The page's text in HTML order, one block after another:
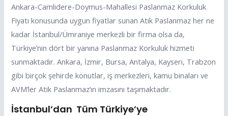
Ankara-Camlidere-Doymus-Mahallesi Paslanmaz Korkuluk
Fiyatı konusunda uygun fiyatlar sunan Atik Paslanmaz her ne
kadar İstanbul/Ümraniye merkezli bir firma olsa da,
Türkiye’nin dört bir yanına Paslanmaz Korkuluk hizmeti
sunmaktadır. Ankara, İzmir, Bursa, Antalya, Kayseri, Trabzon
gibi birçok şehirde konutlar, iş merkezleri, kamu binaları ve
AVM’ler Atik Paslanmaz’ın imzasını taşımaktadır.
İstanbul’dan Tüm Türkiye’ye